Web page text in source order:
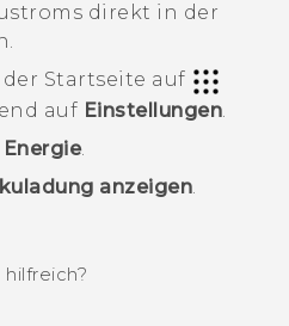
direkt in der
Startseite auf
auf Einstellungen
Energie.
anzeigen